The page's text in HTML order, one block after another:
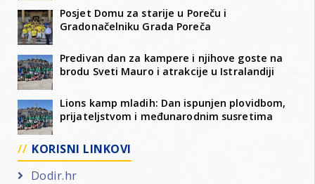
Posjet Domu za starije u Poreču i
Gradonačelniku Grada Poreča
Predivan dan za kampere i njihove goste na
brodu Sveti Mauro i atrakcije u Istralandiji
Lions kamp mladih: Dan ispunjen plovidbom,
prijateljstvom i međunarodnim susretima
KORISNI LINKOVI
Dodir.hr